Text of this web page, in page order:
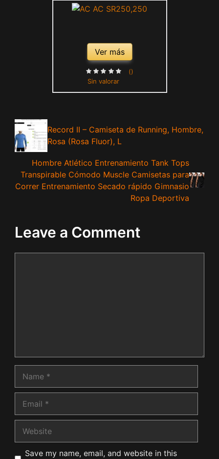
Ver más
Sin valorar
()
Record II – Camiseta de Running, Hombre,
Rosa (Rosa Fluor), L
Hombre Atlético Entrenamiento Tank Tops
Transpirable Cómodo Muscle Camisetas para
Correr Entrenamiento Secado rápido Gimnasio
Ropa Deportiva
Leave a Comment
Save my name, email, and website in this